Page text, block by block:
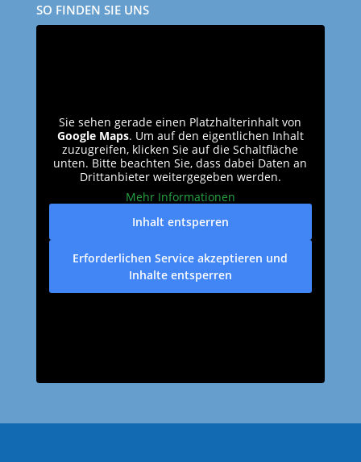
SO FINDEN SIE UNS
Sie sehen gerade einen Platzhalterinhalt von
Google Maps. Um auf den eigentlichen Inhalt
zuzugreifen, klicken Sie auf die Schaltfläche
unten. Bitte beachten Sie, dass dabei Daten an
Drittanbieter weitergegeben werden.
Mehr Informationen
Inhalt entsperren
Erforderlichen Service akzeptieren und
Inhalte entsperren